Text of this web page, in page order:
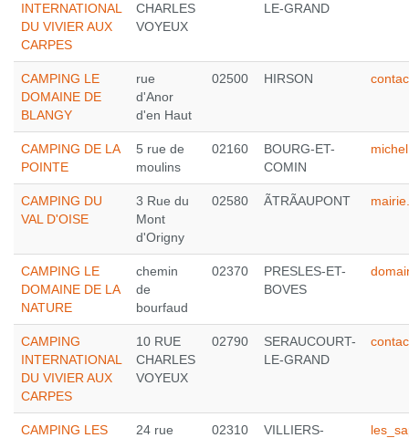
INTERNATIONAL
DU VIVIER AUX
CARPES
CHARLES
VOYEUX
LE-GRAND
CAMPING LE
DOMAINE DE
BLANGY
rue
d'Anor
d'en Haut
02500 HIRSON
CAMPING DE LA
POINTE
5 rue de
moulins
02160
BOURG-ET-
COMIN
CAMPING DU
VAL D'OISE
3 Rue du
Mont
d'Origny
02580 ÃTRÃAUPONT
CAMPING LE
DOMAINE DE LA
NATURE
chemin
de
bourfaud
02370
PRESLES-ET-
BOVES
CAMPING
INTERNATIONAL
DU VIVIER AUX
CARPES
10 RUE
CHARLES
VOYEUX
02790
SERAUCOURT-
LE-GRAND
CAMPING LES
24 rue
02310
VILLIERS-